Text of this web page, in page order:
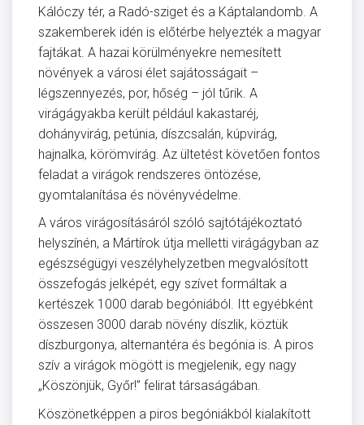
Kálóczy tér, a Radó-sziget és a Káptalandomb. A
szakemberek idén is előtérbe helyezték a magyar
fajtákat. A hazai körülményekre nemesített
növények a városi élet sajátosságait –
légszennyezés, por, hőség – jól tűrik. A
virágágyakba került például kakastaréj,
dohányvirág, petúnia, díszcsalán, kúpvirág,
hajnalka, körömvirág. Az ültetést követően fontos
feladat a virágok rendszeres öntözése,
gyomtalanítása és növényvédelme.
A város virágosításáról szóló sajtótájékoztató
helyszínén, a Mártírok útja melletti virágágyban az
egészségügyi veszélyhelyzetben megvalósított
összefogás jelképét, egy szívet formáltak a
kertészek 1000 darab begóniából. Itt egyébként
összesen 3000 darab növény díszlik, köztük
díszburgonya, alternantéra és begónia is. A piros
szív a virágok mögött is megjelenik, egy nagy
„Köszönjük, Győr!” felirat társaságában.
Köszönetképpen a piros begóniákból kialakított